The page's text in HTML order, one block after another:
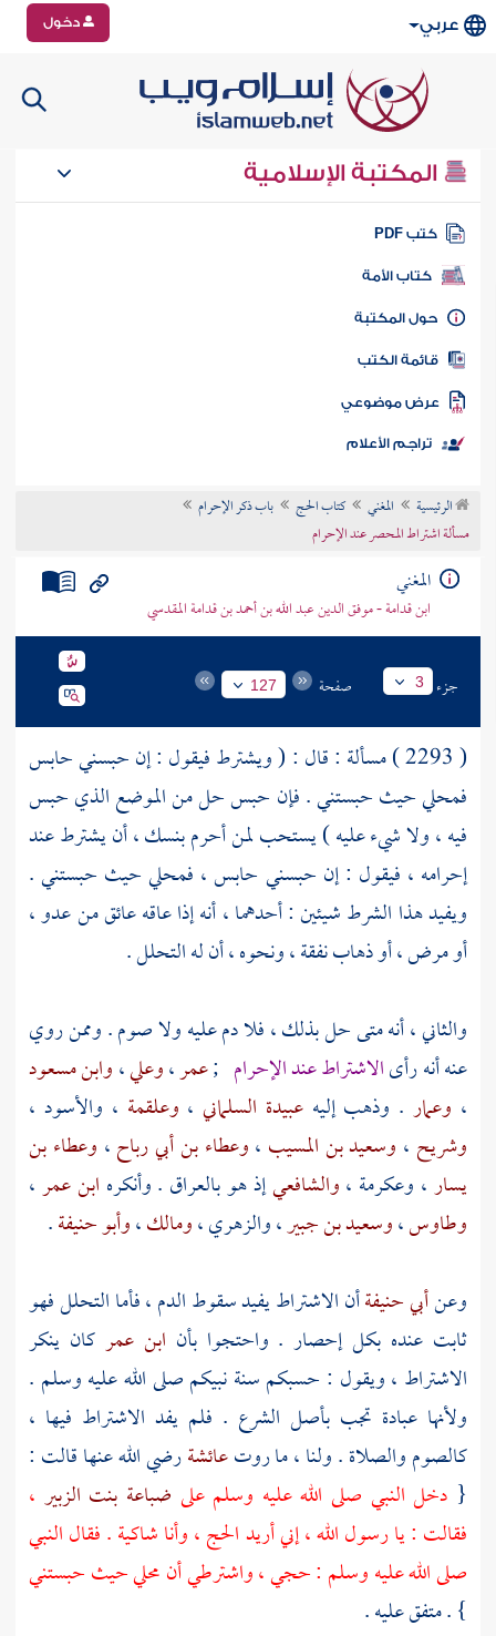
عربي دخول
المكتبة الإسلامية
كتب PDF
كتاب الأمة
المكتبة
الكتب
موضوعي
تراجم الأعلام
الرئيسية المغني كتاب الحج
باب ذكر الإحرام
مسألة اشتراط المحصر عند الإحرام
المغني
ابن قدامة - موفق الدين عبد الله بن أحمد بن قدامة المقدسي
جزء 3 صفحة 127
( 2293 ) مسألة : قال : ( ويشترط فيقول : إن حبسني حابس
فمحلي حيث حبستني . فإن حبس حل من الموضع الذي حبس
فيه ، ولا شيء عليه ) يستحب لمن أحرم بنسك ، أن يشترط عند
إحرامه ، فيقول : إن حبسني حابس ، فمحلي حيث حبستني .
ويفيد هذا الشرط شيئين : أحدهما ، أنه إذا عاقه عائق من عدو ،
أو مرض ، أو ذهاب نفقة ، ونحوه ، أن له التحلل .
والثاني ، أنه متى حل بذلك ، فلا دم عليه ولا صوم . وممن روي
عنه أنه رأىالاشتراط عند الإحرام ;عمر،وعلي،وابن مسعود
، وعمار . وذهب إليهعبيدة السلماني ، وعلقمة ، والأسود ،
وشريح ، وسعيد بن المسيب ،وعطاء بن أبي رباح، وعطاء بن
يسار، وعكرمة ،والشافعيإذ هوبالعراق . وأنكره ابن عمر،
وطاوس،وسعيد بن جبير،والزهري،ومالك،وأبو حنيفة.
وعنأبي حنيفةأن الاشتراط يفيد سقوط الدم ، فأما التحلل فهو
ثابت عنده بكل إحصار . واحتجوا بأن ابن عمر كان ينكر
الاشتراط ، ويقول : حسبكم سنة نبيكم صلى الله عليه وسلم .
ولأنها عبادة تجب بأصل الشرع . فلم يفد الاشتراط فيها ،
كالصوم والصلاة . ولنا ، ما روتعائشةرضي الله عنها قالت :
{ دخل النبي صلى الله عليه وسلم على ضباعة بنت الزبير ،
فقالت : يا رسول الله ، إني أريد الحج ، وأنا شاكية . فقال النبي
صلى الله عليه وسلم : حجي ، واشترطي أن محلي حيث حبستني
} . متفق عليه .